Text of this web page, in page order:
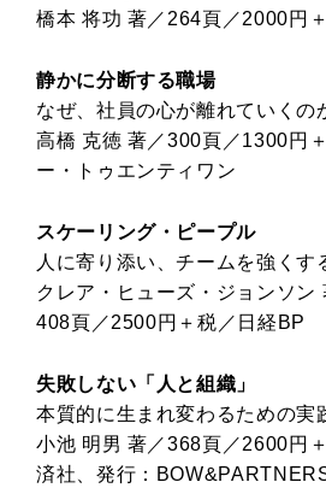
橋本 将功 著／264頁／2000円
静かに分断する職場
なぜ、社員の心が離れていくの
高橋 克徳 著／300頁／1300円
ー・トゥエンティワン
スケーリング・ピープル
人に寄り添い、チームを強くす
クレア・ヒューズ・ジョンソン
408頁／2500円＋税／日経BP
失敗しない「人と組織」
本質的に生まれ変わるための実
小池 明男 著／368頁／2600円
済社、発行：